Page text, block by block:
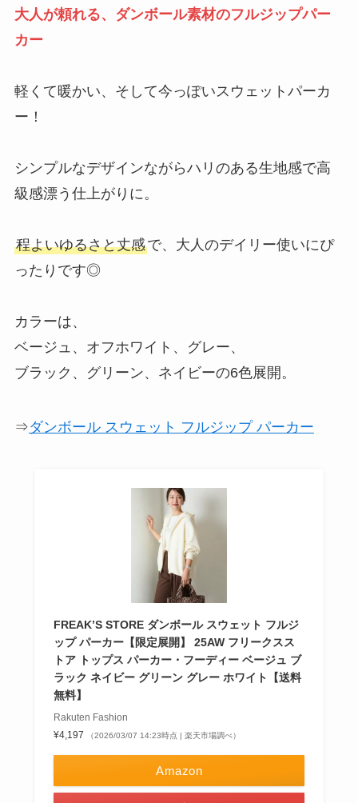
大人が頼れる、ダンボール素材のフルジップパー
カー
軽くて暖かい、そして今っぽいスウェットパーカ
ー！
シンプルなデザインながらハリのある生地感で高
級感漂う仕上がりに。
程よいゆるさと丈感で、大人のデイリー使いにぴ
ったりです◎
カラーは、
ベージュ、オフホワイト、グレー、
ブラック、グリーン、ネイビーの6色展開。
⇒ダンボール スウェット フルジップ パーカー
FREAK’S STORE ダンボール スウェット フルジ
ップ パーカー【限定展開】 25AW フリークスス
トア トップス パーカー・フーディー ベージュ ブ
ラック ネイビー グリーン グレー ホワイト【送料
無料】
Rakuten Fashion
¥4,197
（2026/03/07 14:23時点 | 楽天市場調べ）
Amazon